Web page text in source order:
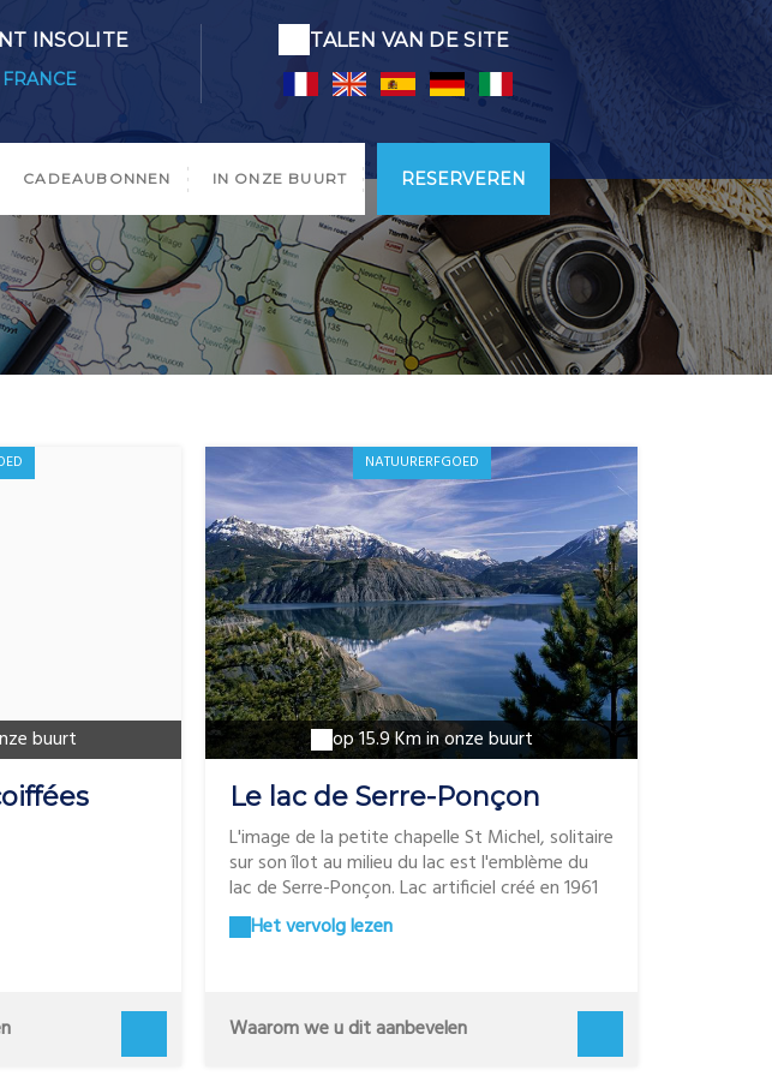
INSOLITE TALEN VAN DE SITE
CADEAUBONNEN IN ONZE BUURT RESERVEREN
buurt
NATUURERFGOED
op 15.9 Km in onze buurt
Le lac de Serre-Ponçon
L'image de la petite chapelle St Michel, solitaire
sur son îlot au milieu du lac est l'emblème du
lac de Serre-Ponçon. Lac artificiel créé en 1961
suite à la construction d'un barrage, il est à la
limite entre les Hautes-Alpes et les Alpes de
touristiques qu'il a suscités en font aujourd'hui
un site incontournable du département. Il est
Het vervolg lezen
Waarom we u dit aanbevelen